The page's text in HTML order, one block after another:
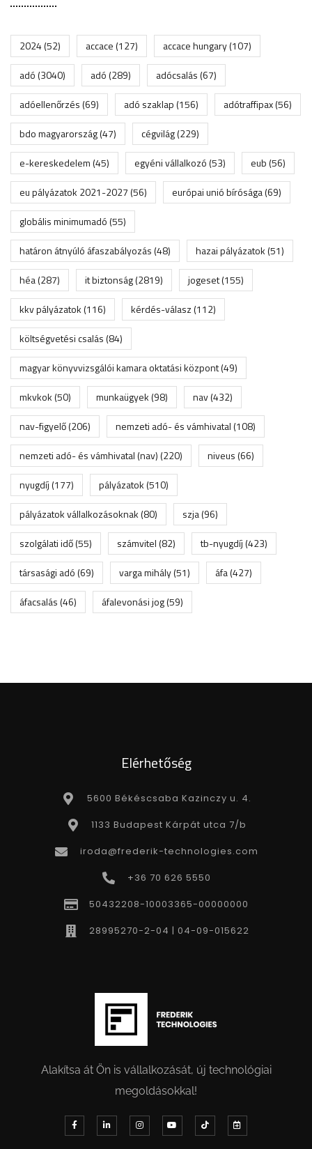
2024(52) accace(127) accace hungary(107)
adó(3040) adó(289) adócsalás(67)
adóellenőrzés(69) adó szaklap(156) adótraffipax(56)
bdo magyarország(47) cégvilág(229)
e-kereskedelem(45) egyéni vállalkozó(53) eub(56)
eu pályázatok 2021-2027(56) európai unió bírósága(69)
globális minimumadó(55)
határon átnyúló áfaszabályozás(48) hazai pályázatok(51)
héa(287) it biztonság(2819) jogeset(155)
kkv pályázatok(116) kérdés-válasz(112)
költségvetési csalás(84)
magyar könyvvizsgálói kamara oktatási központ(49)
mkvkok(50) munkaügyek(98) nav(432)
nav-figyelő(206) nemzeti adó- és vámhivatal(108)
nemzeti adó- és vámhivatal (nav)(220) niveus(66)
nyugdíj(177) pályázatok(510)
pályázatok vállalkozásoknak(80) szja(96)
szolgálati idő(55) számvitel(82) tb-nyugdíj(423)
társasági adó(69) varga mihály(51) áfa(427)
áfacsalás(46) áfalevonási jog(59)
Elérhetőség
5600 Békéscsaba Kazinczy u. 4.
1133 Budapest Kárpát utca 7/b
iroda@frederik-technologies.com
+36 70 626 5550
50432208-10003365-00000000
28995270-2-04 | 04-09-015622
Alakítsa át Ön is vállalkozását, új technológiai
megoldásokkal!